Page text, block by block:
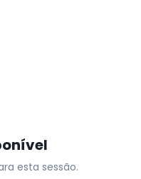
esta sessão.